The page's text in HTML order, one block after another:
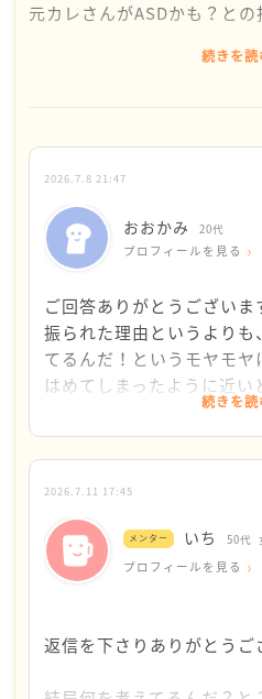
元カレさんがASDかも？との
現在の状況としては、失礼
はよいとは思うのですが、
ってみたらなんだか、ASD
るために、ASDのせいに考
いでしょうか？間違えてい
きっとまだ元カレさんの事
うから、別れたいはっきり
が納得できる別れの理由を
なと思いました。
理由も分からず距離をとり
キープ状態都合の良い元カ
するかんじになってしまいま
高校生大学生と、一番楽し
れていたらはい分かりまし
れる選択は難しいとは思いま
距離をとりたいと言う元カ
続きを読
2026.7.8 21:47
おおかみ 20代
プロフィールを見る
ご回答ありがとうございま
振られた理由というより
てるんだ！というモヤモ
はめてしまったように近い
続きを読
2026.7.11 17:45
メンター いち 50代
プロフィールを見る
返信を下さりありがとうご